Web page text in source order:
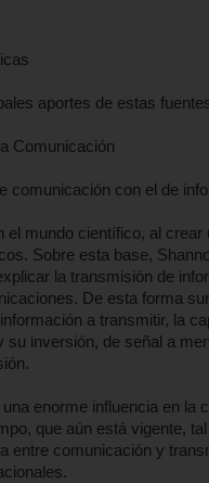
aportes de estas
Comunicación
comunicación con el de
el mundo científico, al
Sobre esta base,
la transmisión de
De esta forma
a transmitir, la
inversión, de señal a
enorme influencia en
que aún está vigente,
entre comunicación y